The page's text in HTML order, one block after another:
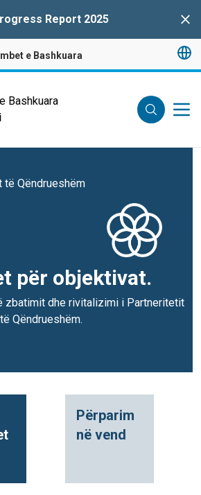
Report 2025
e Bashkuara
Bashkuara
Qëndrueshëm
për objektivat.
zbatimit dhe rivitalizimi i Partneritetit
Qëndrueshëm.
Përparim
në vend